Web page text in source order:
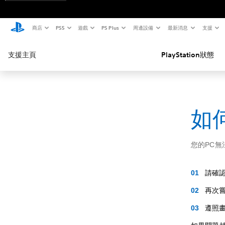
商店 PS5 遊戲 PS Plus 周邊設備 最新消息 支援
支援主頁 PlayStation狀態
如
您的PC無
請確
再次
遵照